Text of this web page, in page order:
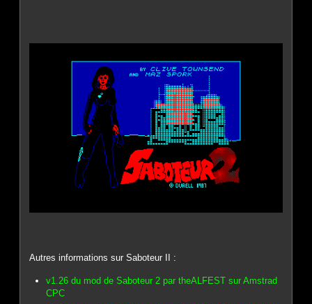
Autres informations sur Saboteur II :
v1.26 du mod de Saboteur 2 par theALFEST sur Amstrad
CPC